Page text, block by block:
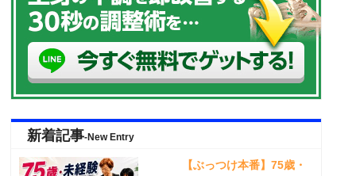
新着記事-New Entry
【ぶっつけ本番】75歳・